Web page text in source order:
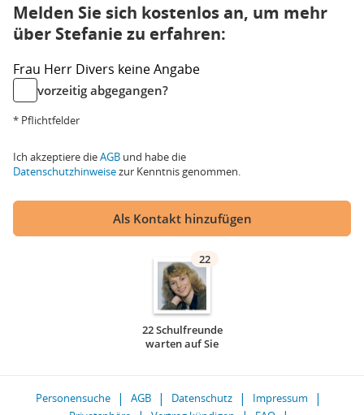
Melden Sie sich kostenlos an, um mehr
über Stefanie zu erfahren:
Frau Herr Divers keine Angabe
vorzeitig abgegangen?
* Pflichtfelder
Ich akzeptiere dieAGB und habe die
Datenschutzhinweisezur Kenntnis genommen.
Als Kontakt hinzufügen
22
22 Schulfreunde
warten auf Sie
Personensuche AGB Datenschutz
Impressum